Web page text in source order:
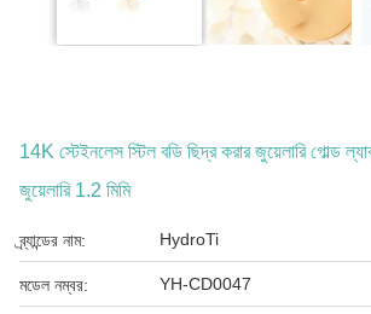
14K স্টেইনলেস স্টিল বডি ছিদ্র করার জুয়েলারি গোল্ড
জুয়েলারি 1.2 মিমি
ব্র্যান্ডের নাম: HydroTi
মডেল নম্বর: YH-CD0047